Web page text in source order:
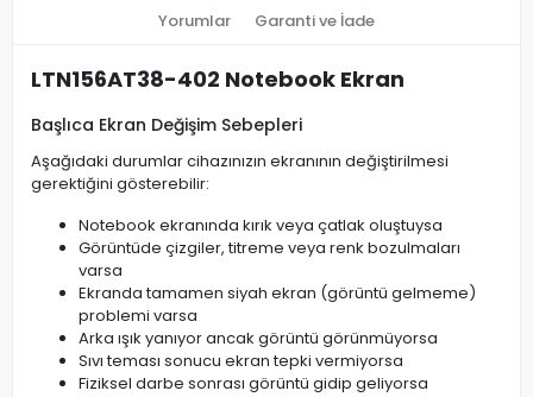
Yorumlar Garanti ve İade
LTN156AT38-402 Notebook Ekran
Başlıca Ekran Değişim Sebepleri
Aşağıdaki durumlar cihazınızın ekranının değiştirilmesi
gerektiğini gösterebilir:
Notebook ekranında kırık veya çatlak oluştuysa
Görüntüde çizgiler, titreme veya renk bozulmaları
varsa
Ekranda tamamen siyah ekran (görüntü gelmeme)
problemi varsa
Arka ışık yanıyor ancak görüntü görünmüyorsa
Sıvı teması sonucu ekran tepki vermiyorsa
Fiziksel darbe sonrası görüntü gidip geliyorsa